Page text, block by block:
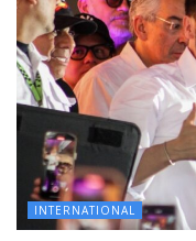
INTERNATIONAL